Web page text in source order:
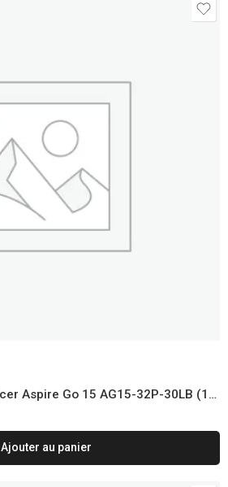
Ordinateur Portable Acer Aspire Go 15 AG15-32P-30LB (15,6″) FreeDOS
Ajouter au panier